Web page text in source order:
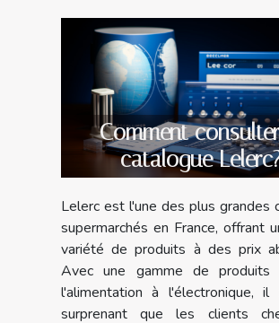
Comment
catalogue
Lelerc est l'une des plus grandes
supermarchés en France, offrant
variété de produits à des prix
Avec une gamme de produits
l'alimentation à l'électronique, il
surprenant que les clients